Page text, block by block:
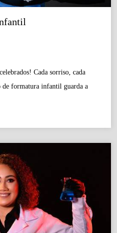
Cada sorriso, cada
de formatura infantil guarda a